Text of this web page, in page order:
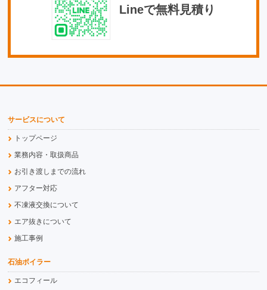
Lineで無料見積り
サービスについて
トップページ
業務内容・取扱商品
お引き渡しまでの流れ
アフター対応
不凍液交換について
エア抜きについて
施工事例
石油ボイラー
エコフィール